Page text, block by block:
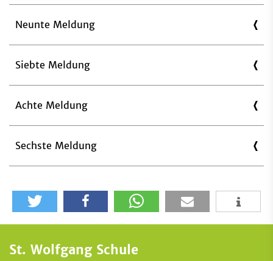
Neunte Meldung
Siebte Meldung
Achte Meldung
Sechste Meldung
St. Wolfgang Schule